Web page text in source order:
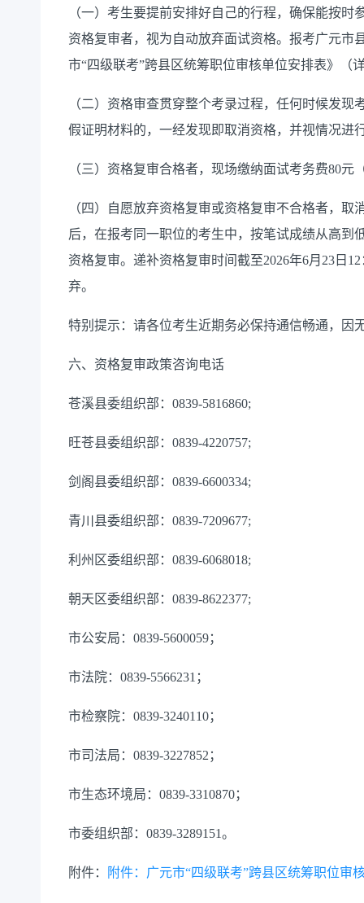
（一）考生要提前安排好自己的行程，确保能按
资格复审者，视为自动放弃面试资格。报考广元市
市“四级联考”跨县区统筹职位审核单位安排表》（
（二）资格审查贯穿整个考录过程，任何时候发
假证明材料的，一经发现即取消资格，并视情况进
（三）资格复审合格者，现场缴纳面试考务费80元
（四）自愿放弃资格复审或资格复审不合格者，
后，在报考同一职位的考生中，按笔试成绩从高到
资格复审。递补资格复审时间截至2026年6月23日
弃。
特别提示：请各位考生近期务必保持通信畅通，因
六、资格复审政策咨询电话
苍溪县委组织部：0839-5816860;
旺苍县委组织部：0839-4220757;
剑阁县委组织部：0839-6600334;
青川县委组织部：0839-7209677;
利州区委组织部：0839-6068018;
朝天区委组织部：0839-8622377;
市公安局：0839-5600059；
市法院：0839-5566231；
市检察院：0839-3240110；
市司法局：0839-3227852；
市生态环境局：0839-3310870；
市委组织部：0839-3289151。
附件： 附件：广元市“四级联考”跨县区统筹职位审